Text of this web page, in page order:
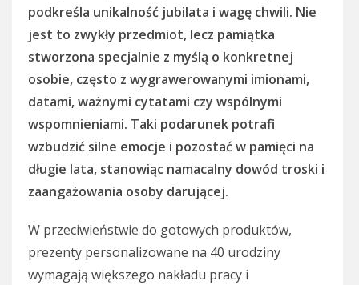
podkreśla unikalność jubilata i wagę chwili. Nie
jest to zwykły przedmiot, lecz pamiątka
stworzona specjalnie z myślą o konkretnej
osobie, często z wygrawerowanymi imionami,
datami, ważnymi cytatami czy wspólnymi
wspomnieniami. Taki podarunek potrafi
wzbudzić silne emocje i pozostać w pamięci na
długie lata, stanowiąc namacalny dowód troski i
zaangażowania osoby darującej.
W przeciwieństwie do gotowych produktów,
prezenty personalizowane na 40 urodziny
wymagają większego nakładu pracy i